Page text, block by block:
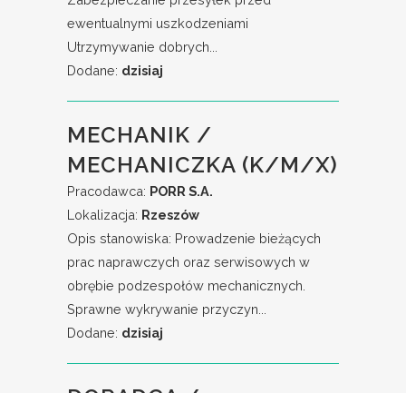
ewentualnymi uszkodzeniami
Utrzymywanie dobrych...
Dodane: dzisiaj
MECHANIK /
MECHANICZKA (K/M/X)
Pracodawca: PORR S.A.
Lokalizacja: Rzeszów
Opis stanowiska: Prowadzenie bieżących
prac naprawczych oraz serwisowych w
obrębie podzespołów mechanicznych.
Sprawne wykrywanie przyczyn...
Dodane: dzisiaj